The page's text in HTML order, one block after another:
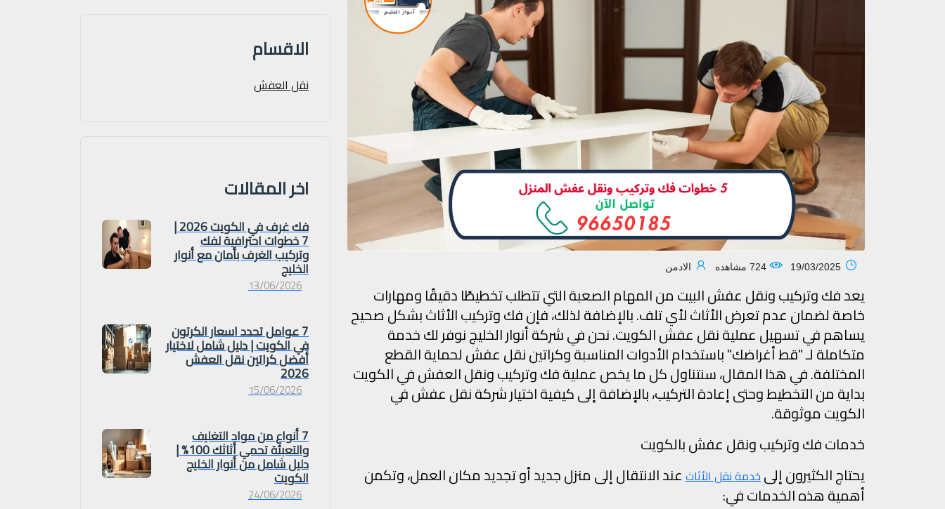
الادمن
يعد فك وتركيب ونقل عفش البيت من المهام الصعبة التي تتطلب تخطيطًا دقيقًا ومهارات
خاصة لضمان عدم تعرض الأثاث لأي تلف. بالإضافة لذلك، فإن فك وتركيب الأثاث بشكل صحيح
يساهم في تسهيل عملية نقل عفش الكويت. نحن في شركة أنوار الخليج نوفر لك خدمة
متكاملة لـ "قط أغراضك" باستخدام الأدوات المناسبة وكراتين نقل عفش لحماية القطع
المختلفة. في هذا المقال، سنتناول كل ما يخص عملية فك وتركيب ونقل العفش في الكويت
بداية من التخطيط وحتى إعادة التركيب، بالإضافة إلى كيفية اختيار شركة نقل عفش في
الكويت موثوقة.
خدمات فك وتركيب ونقل عفش بالكويت
يحتاج الكثيرون إلىخدمة نقل الأثاث عند الانتقال إلى منزل جديد أو تجديد مكان العمل، وتكمن
أهمية هذه الخدمات في:
الاقسام
نقل العفش
اخر المقالات
فك غرف في الكويت 2026 |
7 خطوات احترافية لفك
وتركيب الغرف بأمان مع أنوار
الخليج
13/06/2026
7 عوامل تحدد اسعار الكرتون
في الكويت | دليل شامل لاختيار
أفضل كراتين نقل العفش
2026
15/06/2026
7 أنواع من مواد التغليف
والتعبئة تحمي أثاثك 100% |
دليل شامل من أنوار الخليج
الكويت
24/06/2026